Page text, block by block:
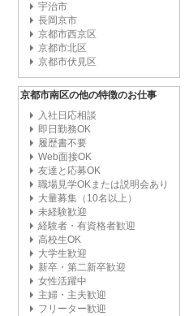
宇治市
長岡京市
京都市西京区
京都市北区
京都市伏見区
京都市南区の他の特徴のお仕事
入社日応相談
即日勤務OK
履歴書不要
Web面接OK
友達と応募OK
職場見学OKまたは説明会あり
大量募集（10名以上）
未経験歓迎
経験者・有資格者歓迎
高校生OK
大学生歓迎
新卒・第二新卒歓迎
女性活躍中
主婦・主夫歓迎
フリーター歓迎